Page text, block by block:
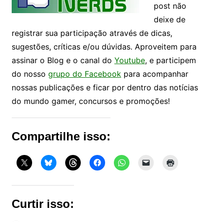
post não
deixe de
registrar sua participação através de dicas,
sugestões, críticas e/ou dúvidas. Aproveitem para
assinar o Blog e o canal do Youtube, e participem
do nosso grupo do Facebookpara acompanhar
nossas publicações e ficar por dentro das notícias
do mundo gamer, concursos e promoções!
Compartilhe isso:
Curtir isso: